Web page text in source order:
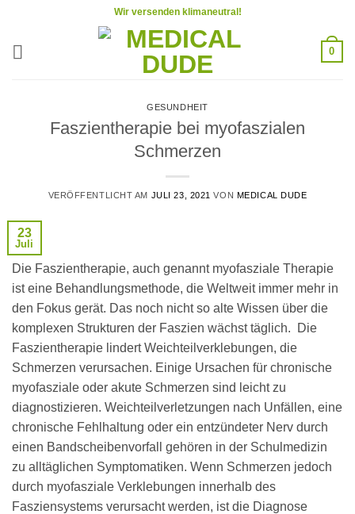
springen
Wir versenden klimaneutral!
0
GESUNDHEIT
Faszientherapie bei myofaszialen
Schmerzen
VERÖFFENTLICHT AM JULI 23, 2021 VON MEDICAL DUDE
23
Juli
Die Faszientherapie, auch genannt myofasziale Therapie
ist eine Behandlungsmethode, die Weltweit immer mehr in
den Fokus gerät. Das noch nicht so alte Wissen über die
komplexen Strukturen der Faszien wächst täglich. Die
Faszientherapie lindert Weichteilverklebungen, die
Schmerzen verursachen. Einige Ursachen für chronische
myofasziale oder akute Schmerzen sind leicht zu
diagnostizieren. Weichteilverletzungen nach Unfällen, eine
chronische Fehlhaltung oder ein entzündeter Nerv durch
einen Bandscheibenvorfall gehören in der Schulmedizin
zu alltäglichen Symptomatiken. Wenn Schmerzen jedoch
durch myofasziale Verklebungen innerhalb des
Fasziensystems verursacht werden, ist die Diagnose